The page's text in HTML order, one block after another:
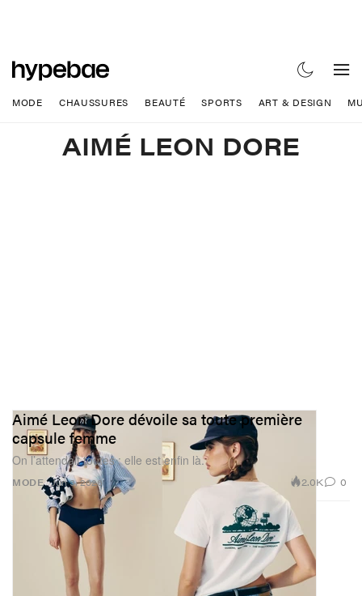
MODE CHAUSSURES BEAUTÉ SPORTS ART & DESIGN
AIMÉ LEON DORE
MODE
Aimé Leon Dore dévoile sa toute première
capsule femme
On l’attendait toutes : elle est enfin là.
Jun 3, 2026 2.0K 0